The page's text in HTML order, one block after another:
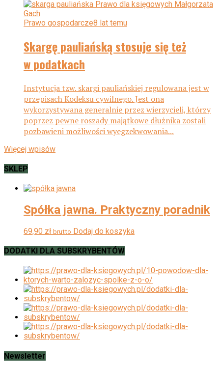
Prawo gospodarcze8 lat temu
Skargę pauliańską stosuje się też
w podatkach
Instytucja tzw. skargi pauliańskiej regulowana jest w
przepisach Kodeksu cywilnego. Jest ona
wykorzystywana generalnie przez wierzycieli, którzy
poprzez pewne roszady majątkowe dłużnika zostali
pozbawieni możliwości wyegzekwowania...
Więcej wpisów
SKLEP
Spółka jawna. Praktyczny poradnik
69,90 zł brutto Dodaj do koszyka
DODATKI DLA SUBSKRYBENTÓW
Newsletter